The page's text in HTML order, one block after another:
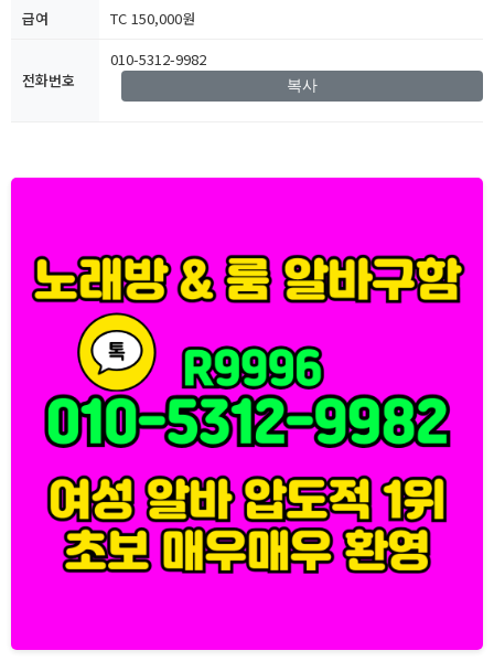
급여
TC 150,000원
전화번호
010-5312-9982
복사